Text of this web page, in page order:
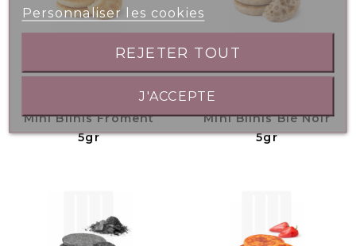
Mini Blinis Froment
5gr
Mini Blinis Blé Noir
5gr
Personnaliser les cookies
REJETER TOUT
J'ACCEPTE